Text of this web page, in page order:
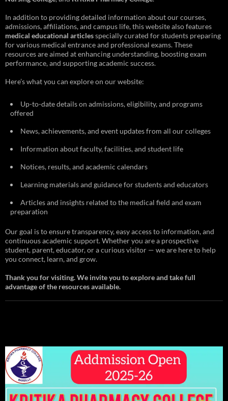
In addition to providing detailed information about our courses,
admissions, affiliations, and campus life, this website also features
medical educational articlesspecially curated for students preparing
for various medical entrance and professional exams. These
resources are aimed at enhancing understanding, boosting exam
performance, and supporting academic success.
Here’s what you can explore on our website:
Up-to-date details on admissions, eligibility, and programs
offered
News, achievements, and event updates from all our colleges
Information about faculty, facilities, and student life
Notices, results, and academic calendars
Learning materials and guidance for students and educators
Articles and insights related to the medical field and exam
preparation
Our goal is to ensure transparency, easy access to information, and
continuous academic support. Whether you are a prospective
student, parent, educator, or a curious visitor — we are here to help
you connect, learn, and grow.
Thank you for visiting. We invite you to explore and take full
advantage of the resources available.